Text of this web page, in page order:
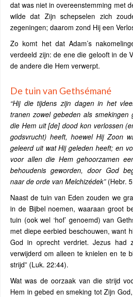
dat was niet in overeenstemming met
wilde dat Zijn schepselen zich
zegeningen; daarom zond Hij een
Zo komt het dat Adam’s
verdeeld zijn: de ene die gelooft in de
de andere die Hem verwerpt.
De tuin van Gethsémané
“Hij die tijdens zijn dagen in het
tranen zowel gebeden als smekingen
die Hem uit [de] dood kon verlossen
godsvrucht) heeft, hoewel Hij Zoon
geleerd uit wat Hij geleden heeft; en
voor allen die Hem gehoorzamen
behoudenis geworden, door God
naar de orde van Melchizédek”(Hebr.
Naast de tuin van Eden zouden we
in de Bijbel noemen, waaraan groot
tuin (ook wel ‘hof’ genoemd) van
met diepe eerbied beschouwen, want
God in oprecht verdriet. Jezus had
verwijderd om alleen te knielen en te
strijd” (Luk. 22:44).
Wat was de oorzaak van die strijd
Hem in gebed en smeking tot Zijn